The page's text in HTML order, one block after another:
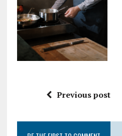
Previous post